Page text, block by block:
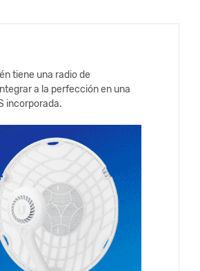
tiene una radio de
a la perfección en una
incorporada.